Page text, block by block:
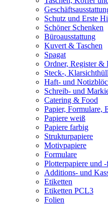
Schutz und Erste
Schöner Schenken
Büroausstattung
Kuvert & Taschen
Spagat
Ordner, Register &
Steck-,
Haft- und
Schreib- und
Catering & Food
Papier, Formulare,
Papiere weiß
Papiere farbig
Strukturpapiere
Motivpapiere
Formulare
Plotterpapiere und
Additions- und
Etiketten
Etiketten PCL3
Folien